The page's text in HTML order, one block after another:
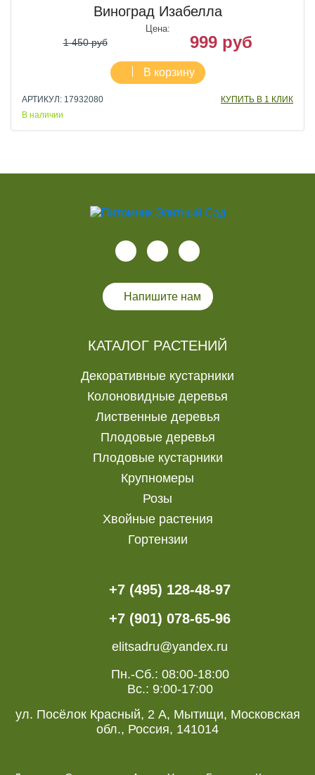
Виноград Изабелла
Цена:
1 450 руб 999 руб
В корзину
АРТИКУЛ: 17932080
КУПИТЬ В 1 КЛИК
В наличии
Напишите нам
КАТАЛОГ РАСТЕНИЙ
Декоративные кустарники
Колоновидные деревья
Лиственные деревья
Плодовые деревья
Плодовые кустарники
Крупномеры
Розы
Хвойные растения
Гортензии
+7 (495) 128-48-97
+7 (901) 078-65-96
elitsadru@yandex.ru
Пн.-Сб.: 08:00-18:00
Вс.: 9:00-17:00
ул. Посёлок Красный, 2 А, Мытищи, Московская
обл., Россия, 141014